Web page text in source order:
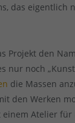
das eigentlich
Projekt den
nur noch
die Massen
den Werken
Atelier